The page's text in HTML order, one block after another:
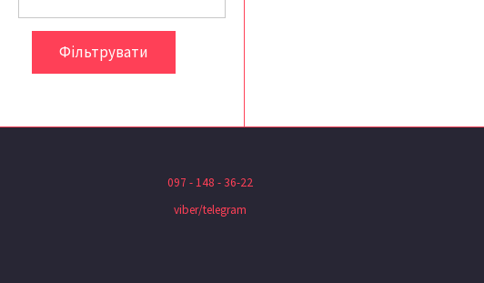
Фільтрувати
097 - 148 - 36-22
viber/telegram